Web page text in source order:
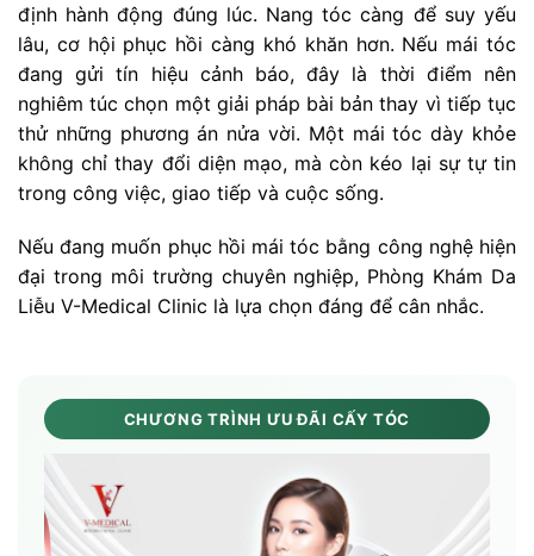
định hành động đúng lúc. Nang tóc càng để suy yếu
lâu, cơ hội phục hồi càng khó khăn hơn. Nếu mái tóc
đang gửi tín hiệu cảnh báo, đây là thời điểm nên
nghiêm túc chọn một giải pháp bài bản thay vì tiếp tục
thử những phương án nửa vời. Một mái tóc dày khỏe
không chỉ thay đổi diện mạo, mà còn kéo lại sự tự tin
trong công việc, giao tiếp và cuộc sống.
Nếu đang muốn phục hồi mái tóc bằng công nghệ hiện
đại trong môi trường chuyên nghiệp, Phòng Khám Da
Liễu V-Medical Clinic là lựa chọn đáng để cân nhắc.
CHƯƠNG TRÌNH ƯU ĐÃI CẤY TÓC